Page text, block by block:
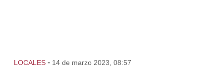
LOCALES - 14 de marzo 2023, 08:57